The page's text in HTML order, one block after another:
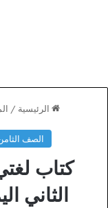
الرئيسية /
الصف
كتاب